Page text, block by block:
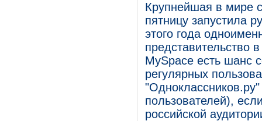
Крупнейшая в мире
пятницу запустила
этого года
представительство
MySpace есть шанс
регулярных
пользователей),
российской